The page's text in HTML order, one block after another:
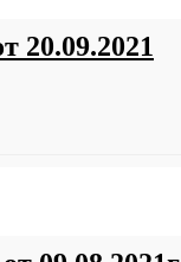
20.09.2021